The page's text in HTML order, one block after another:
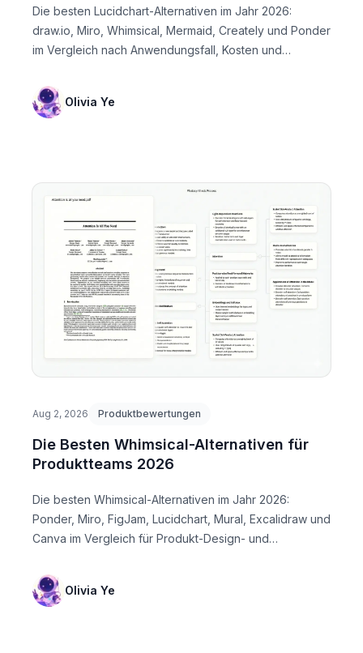
Die besten Lucidchart-Alternativen im Jahr 2026:
draw.io, Miro, Whimsical, Mermaid, Creately und Ponder
im Vergleich nach Anwendungsfall, Kosten und
Olivia Ye
Aug 2, 2026 Produktbewertungen
Die Besten Whimsical-Alternativen für
Produktteams 2026
Die besten Whimsical-Alternativen im Jahr 2026:
Ponder, Miro, FigJam, Lucidchart, Mural, Excalidraw und
Canva im Vergleich für Produkt-Design- und
Olivia Ye